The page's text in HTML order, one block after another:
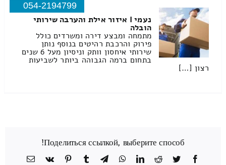
054-2194799
נעמי I איזור אילת והערבה שירותי
הובלה
מתמחה ומבצע דירה ומשרדים כולל
פירוק והרכבת רהיטים בנוסף נותן
שירותי איחסון וותק וניסיון מעל 6 שנים
בתחום ברמה הגבוהה ביותר לשביעות
רצון […]
Поделиться ссылкой, выберите способ!
Facebook
Twitter
Reddit
LinkedIn
WhatsApp
Telegram
Tumblr
Pinterest
Vk
כתובת